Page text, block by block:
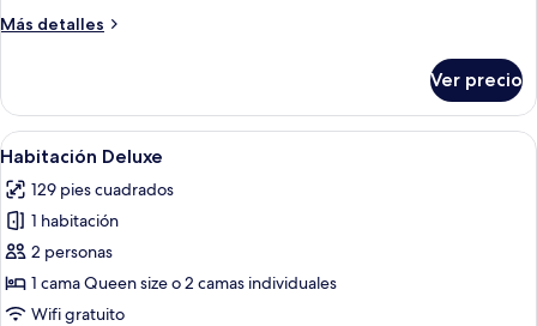
Más detalles
Más
estándar
Ver precio
Abrir
todas
las
fotos
de
Habitación
Deluxe
Habitación de hotel con dos camas,
5
Habitación Deluxe
129 pies cuadrados
1 habitación
2 personas
1 cama Queen size o 2 camas individuales
Wifi gratuito